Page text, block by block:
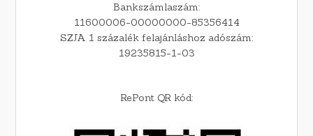
Bankszámlaszám:
11600006-00000000-85356414
SZJA 1 százalék felajánláshoz adószám:
19235815-1-03
RePont QR kód: